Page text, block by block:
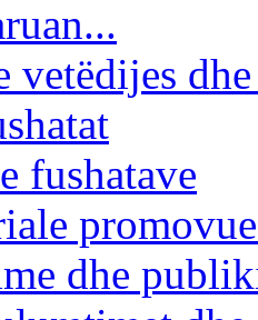
vetëdijes
fushatave
dhe